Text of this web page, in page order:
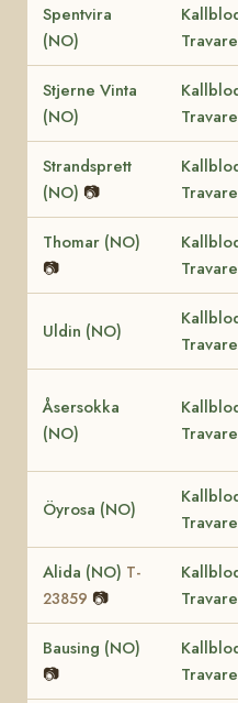
Spentvira
(NO)
Travare
Stjerne Vinta
(NO)
Travare
Strandsprett
(NO) 📷
Travare
Thomar (NO)
📷
Travare
Uldin (NO)
Travare
Åsersokka
(NO)
Travare
Öyrosa (NO)
Travare
Alida (NO) T-
23859 📷
Travare
Bausing (NO)
📷
Travare